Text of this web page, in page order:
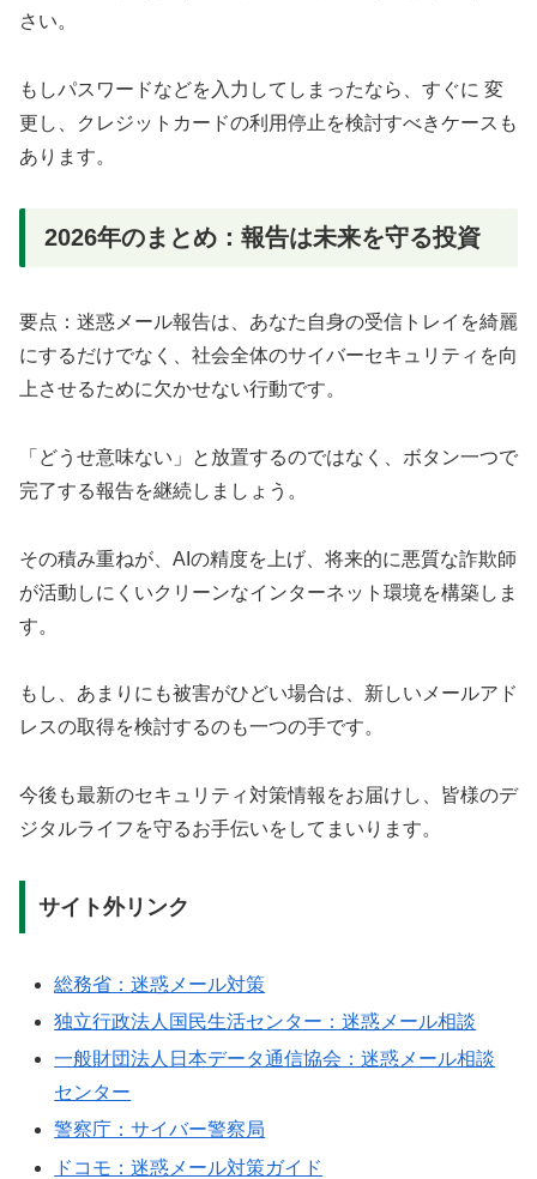
さい。
もしパスワードなどを入力してしまったなら、すぐに 変
更し、クレジットカードの利用停止を検討すべきケースも
あります。
2026年のまとめ：報告は未来を守る投資
要点：迷惑メール報告は、あなた自身の受信トレイを綺麗
にするだけでなく、社会全体のサイバーセキュリティを向
上させるために欠かせない行動です。
「どうせ意味ない」と放置するのではなく、ボタン一つで
完了する報告を継続しましょう。
その積み重ねが、AIの精度を上げ、将来的に悪質な詐欺師
が活動しにくいクリーンなインターネット環境を構築しま
す。
もし、あまりにも被害がひどい場合は、新しいメールアド
レスの取得を検討するのも一つの手です。
今後も最新のセキュリティ対策情報をお届けし、皆様のデ
ジタルライフを守るお手伝いをしてまいります。
サイト外リンク
総務省：迷惑メール対策
独立行政法人国民生活センター：迷惑メール相談
一般財団法人日本データ通信協会：迷惑メール相談
センター
警察庁：サイバー警察局
ドコモ：迷惑メール対策ガイド